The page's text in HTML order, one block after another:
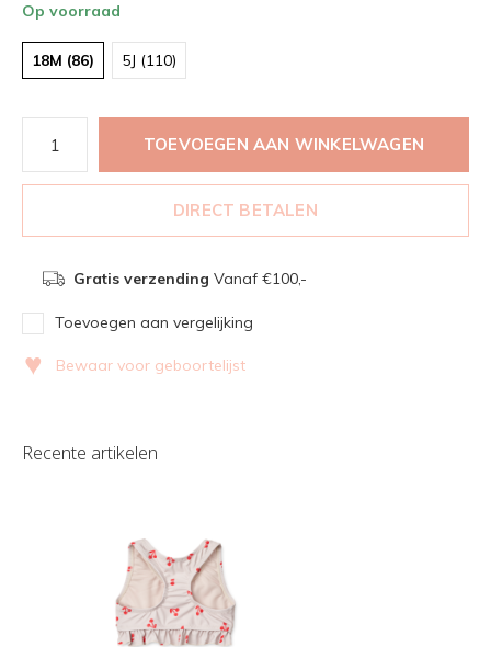
Op voorraad
18M (86) 5J (110)
TOEVOEGEN AAN WINKELWAGEN
DIRECT BETALEN
Gratis verzending Vanaf €100,-
Toevoegen aan vergelijking
♥ Bewaar voor geboortelijst
Recente artikelen